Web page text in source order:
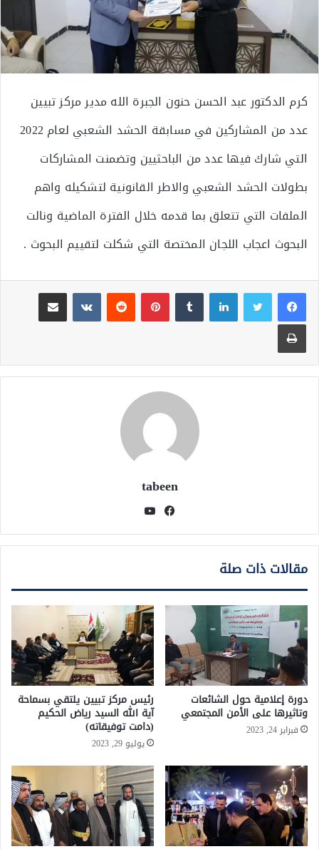
كرم الدكتور عبد الحسن حنون الجبرة الله مدير مركز تبيين
عدد من المشاركين في مسابقة الحشد الشعبي لعام 2022
التي شارك فيها عدد من الباحثيين وتضمنت المشاركات
بطولات الحشد الشعبي والاطر القانونية لتشكيله واهم
الملفات التي تتعلق بما قدمه خلال الفترة الماضية ونالت
البحوث اعجاب اللجان المختصة التي شكلت لتقييم البحوث .
لينكدإن بينتيريست
مشاركة عبر البريد
طباعة
tabeen
فيسبوك
مقالات ذات صلة
دورة إعلامية حول الشائعات
وتاثيرها على الأمن المجتمعي
فبراير 24, 2023
رئيس مركز تبيين يلتقي بسماحة
آية الله السيد رياض الحكيم
(دامت توفيقاته)
يوليو 29, 2023